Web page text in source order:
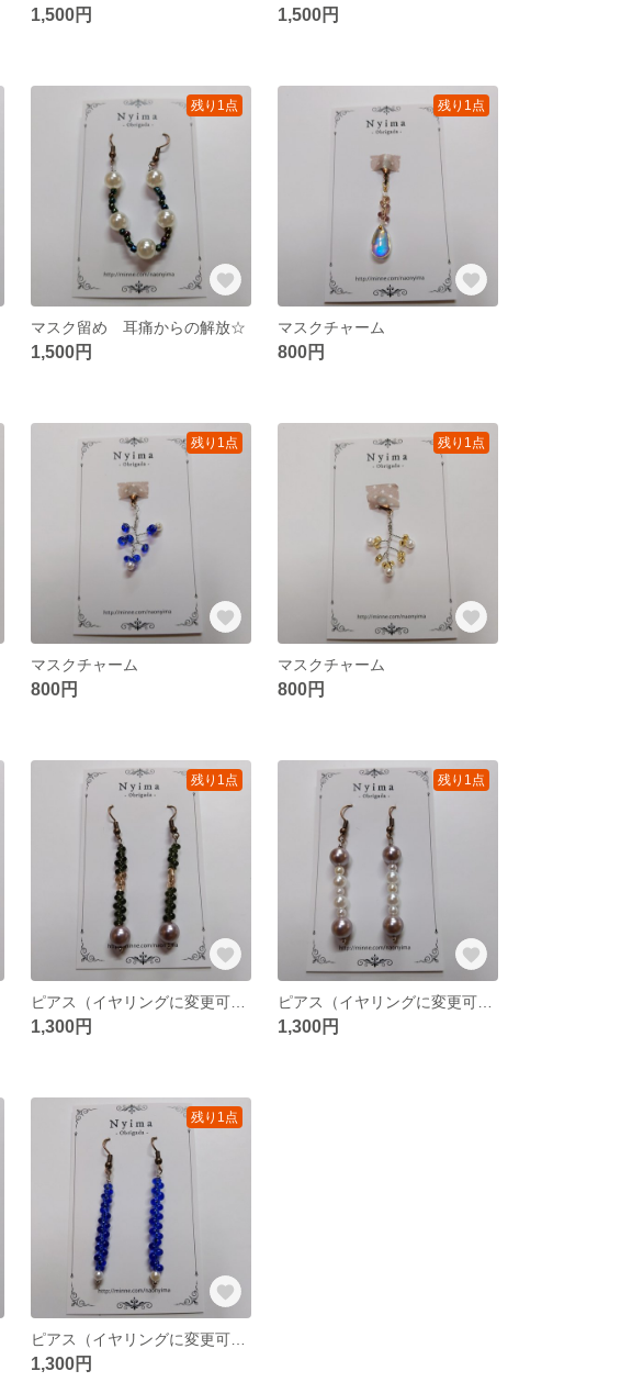
1,500円 1,500円
残り1点
マスク留め 耳痛からの解放☆
1,500円
残り1点
マスクチャーム
800円
残り1点
マスクチャーム
800円
残り1点
マスクチャーム
800円
残り1点
1,300円
残り1点
1,300円
残り1点
1,300円